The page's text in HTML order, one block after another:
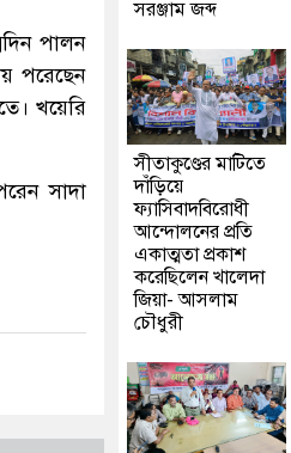
পালন
পরেছেন
খয়েরি
সাদা
সরঞ্জাম জব্দ
সীতাকুণ্ডের মাটিতে
দাঁড়িয়ে
ফ্যাসিবাদবিরোধী
আন্দোলনের প্রতি
একাত্মতা প্রকাশ
করেছিলেন খালেদা
জিয়া- আসলাম
চৌধুরী